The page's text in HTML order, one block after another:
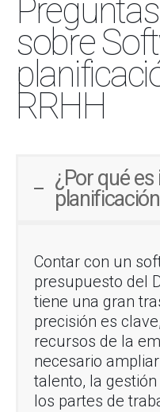
sobre
RRHH
¿Por qué
Contar con un
presupuesto del
tiene una gran
precisión es
recursos de la
necesario
talento, la
los partes de